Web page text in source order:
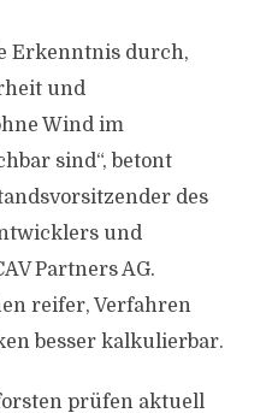
Erkenntnis durch,
und
Wind im
sind“, betont
des
und
Partners AG.
reifer, Verfahren
besser kalkulierbar.
prüfen aktuell